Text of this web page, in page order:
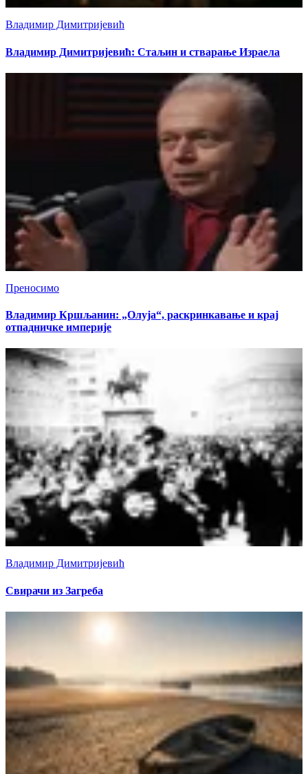
Владимир Димитријевић
Владимир Димитријевић: Стаљин и стварање Израела
Преносимо
Владимир Кршљанин: „Олуја“, раскринкавање и крај
отпадничке империје
Владимир Димитријевић
Свирачи из Загреба